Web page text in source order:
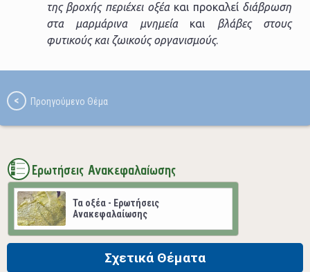
της βροχής περιέχει οξέακαι προκαλεί διάβρωση
στα μαρμάρινα μνημείακαι βλάβες στους
φυτικούς και ζωικούς οργανισμούς.
Ερωτήσεις Ανακεφαλαίωσης
Τα οξέα - Ερωτήσεις
Ανακεφαλαίωσης
Σχετικά Θέματα